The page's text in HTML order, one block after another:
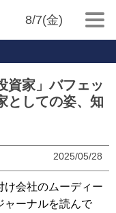
8/7(金)
資家」バフェッ
としての姿、知
2025/05/28
会社のムーディー
ャーナルを読んで